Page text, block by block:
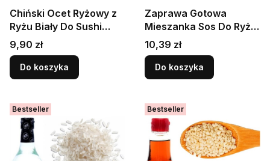
Chiński Ocet Ryżowy z
Ryżu Biały Do Sushi
Sałatek i Kwaśnych
Potraw 610ml DIAMOND
Cena
9,90 zł
Do koszyka
Zaprawa Gotowa
Mieszanka Sos Do Ryżu
Do Przygotowania Sushi
200ml HOUSE OF ASIA
Cena
10,39 zł
Do koszyka
Bestseller Bestseller